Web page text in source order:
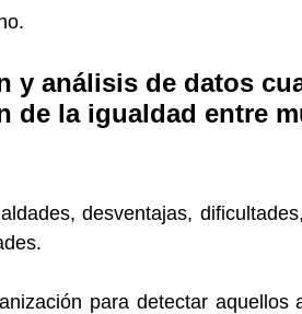
y análisis de datos
la igualdad entre
desventajas,
para detectar